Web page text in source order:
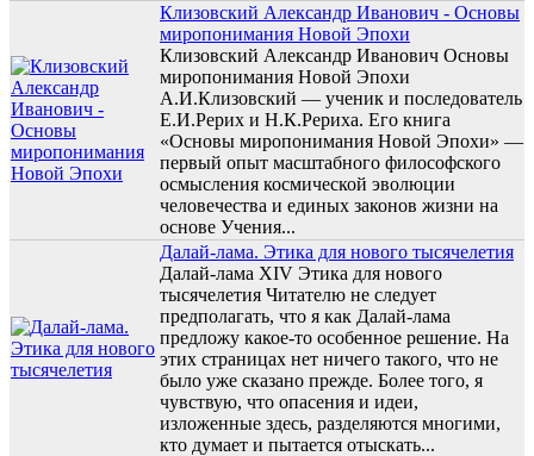
Клизовский Александр Иванович - Основы
миропонимания Новой Эпохи
Клизовский Александр Иванович Основы
миропонимания Новой Эпохи
А.И.Клизовский — ученик и последователь
Е.И.Рерих и Н.К.Рериха. Его книга
«Основы миропонимания Новой Эпохи» —
первый опыт масштабного философского
осмысления космической эволюции
человечества и единых законов жизни на
основе Учения...
Далай-лама. Этика для нового тысячелетия
Далай-лама XIV Этика для нового
тысячелетия Читателю не следует
предполагать, что я как Далай-лама
предложу какое-то особенное решение. На
этих страницах нет ничего такого, что не
было уже сказано прежде. Более того, я
чувствую, что опасения и идеи,
изложенные здесь, разделяются многими,
кто думает и пытается отыскать...